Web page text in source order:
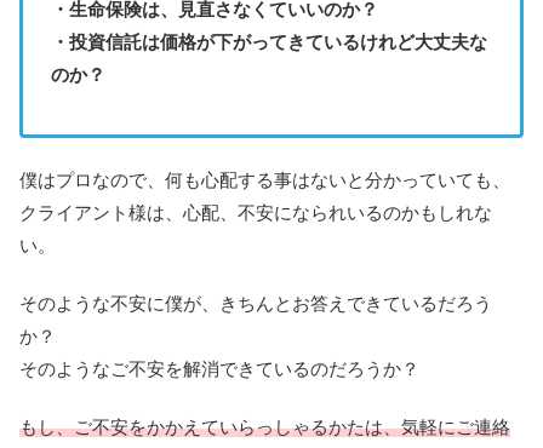
・生命保険は、見直さなくていいのか？
・投資信託は価格が下がってきているけれど大丈夫な
のか？
僕はプロなので、何も心配する事はないと分かっていても、
クライアント様は、心配、不安になられいるのかもしれな
い。
そのような不安に僕が、きちんとお答えできているだろう
か？
そのようなご不安を解消できているのだろうか？
もし、ご不安をかかえていらっしゃるかたは、気軽にご連絡